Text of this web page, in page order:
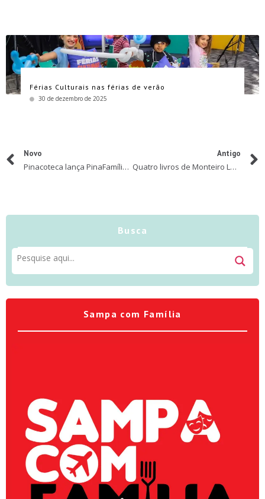
Férias Culturais nas férias de verão
30 de dezembro de 2025
Novo
Pinacoteca lança PinaFamília em formato digital
Antigo
Quatro livros de Monteiro Lobato para incentivar a leitura nas crianças
Busca
Sampa com Família